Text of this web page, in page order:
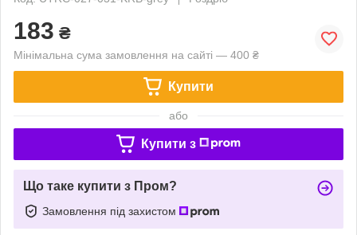
183 ₴
Мінімальна сума замовлення на сайті — 400 ₴
Купити
або
Купити з
Що таке купити з Пром?
Замовлення під захистом